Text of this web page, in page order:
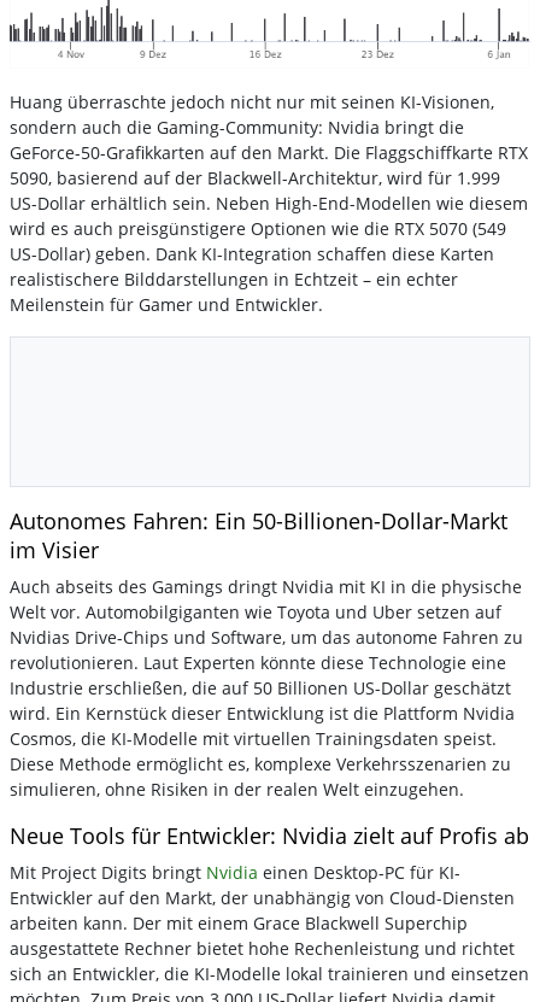
Huang überraschte jedoch nicht nur mit seinen KI-Visionen,
sondern auch die Gaming-Community: Nvidia bringt die
GeForce-50-Grafikkarten auf den Markt. Die Flaggschiffkarte RTX
5090, basierend auf der Blackwell-Architektur, wird für 1.999
US-Dollar erhältlich sein. Neben High-End-Modellen wie diesem
wird es auch preisgünstigere Optionen wie die RTX 5070 (549
US-Dollar) geben. Dank KI-Integration schaffen diese Karten
realistischere Bilddarstellungen in Echtzeit – ein echter
Meilenstein für Gamer und Entwickler.
Autonomes Fahren: Ein 50-Billionen-Dollar-Markt
im Visier
Auch abseits des Gamings dringt Nvidia mit KI in die physische
Welt vor. Automobilgiganten wie Toyota und Uber setzen auf
Nvidias Drive-Chips und Software, um das autonome Fahren zu
revolutionieren. Laut Experten könnte diese Technologie eine
Industrie erschließen, die auf 50 Billionen US-Dollar geschätzt
wird. Ein Kernstück dieser Entwicklung ist die Plattform Nvidia
Cosmos, die KI-Modelle mit virtuellen Trainingsdaten speist.
Diese Methode ermöglicht es, komplexe Verkehrsszenarien zu
simulieren, ohne Risiken in der realen Welt einzugehen.
Neue Tools für Entwickler: Nvidia zielt auf Profis ab
Mit Project Digits bringt Nvidia einen Desktop-PC für KI-
Entwickler auf den Markt, der unabhängig von Cloud-Diensten
arbeiten kann. Der mit einem Grace Blackwell Superchip
ausgestattete Rechner bietet hohe Rechenleistung und richtet
sich an Entwickler, die KI-Modelle lokal trainieren und einsetzen